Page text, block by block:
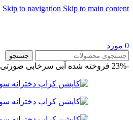
Skip to navigation Skip to main content
0 مورد
جستجو
-23% فروخته شده آبی سرخابی صورتی